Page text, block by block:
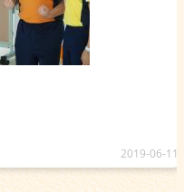
2019-06-11